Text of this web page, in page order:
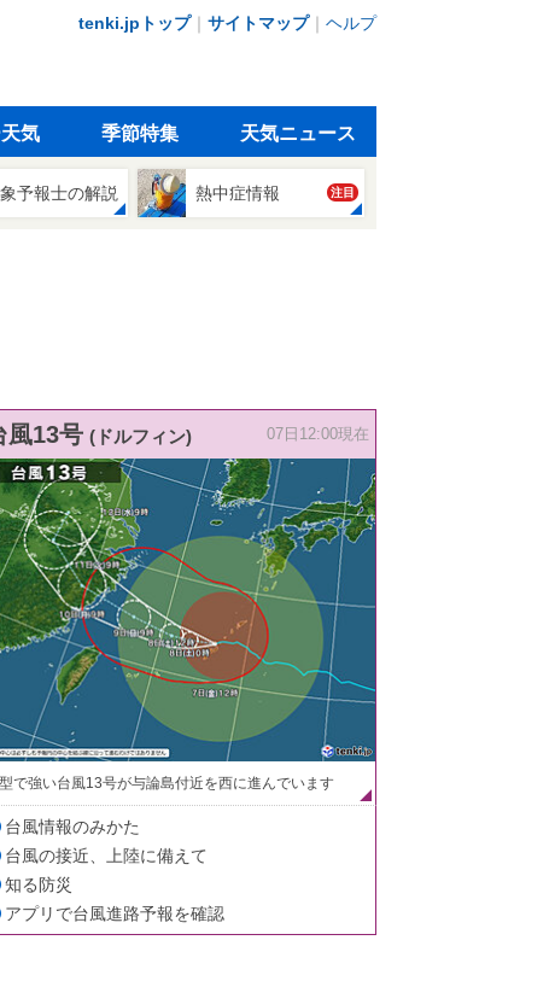
tenki.jpトップ｜ サイトマップ｜ ヘルプ
気 季節特集 天気ニュース
予報士の解説 熱中症情報 注目
風13号 (ドルフィン) 07日12:00現在
で強い台風13号が与論島付近を西に進んでいます
台風情報のみかた
台風の接近、上陸に備えて
知る防災
アプリで台風進路予報を確認